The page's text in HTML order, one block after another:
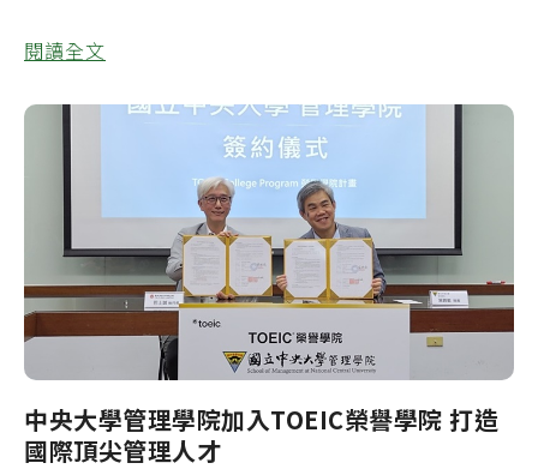
閱讀全文
中央大學管理學院加入TOEIC榮譽學院 打造
國際頂尖管理人才